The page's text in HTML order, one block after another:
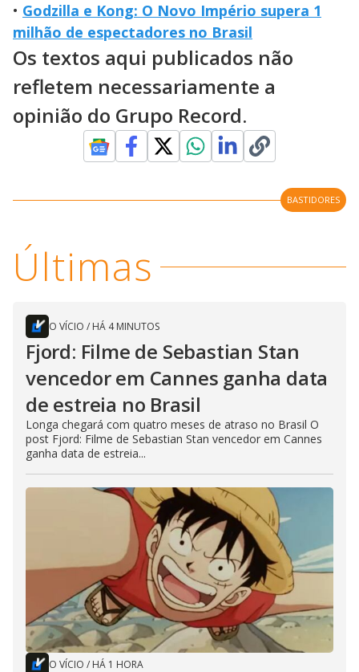
• Godzilla e Kong: O Novo Império supera 1
milhão de espectadores no Brasil
Os textos aqui publicados não
refletem necessariamente a
opinião do Grupo Record.
BASTIDORES
Últimas
O VÍCIO / HÁ 4 MINUTOS
Fjord: Filme de Sebastian Stan
vencedor em Cannes ganha data
de estreia no Brasil
Longa chegará com quatro meses de atraso no Brasil O
post Fjord: Filme de Sebastian Stan vencedor em Cannes
ganha data de estreia...
O VÍCIO / HÁ 1 HORA